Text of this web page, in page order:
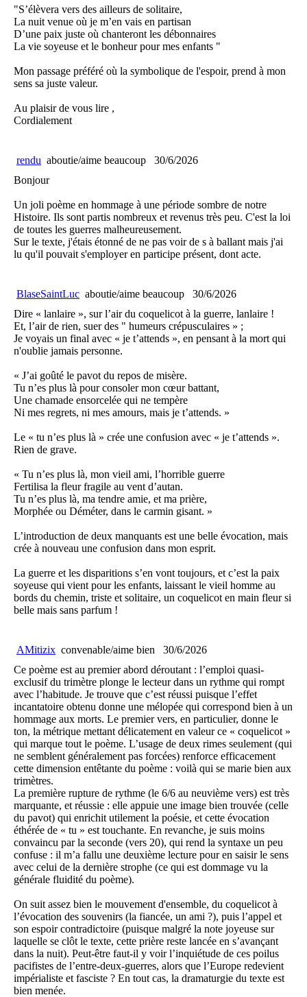
"S’élèvera vers des ailleurs de solitaire,
La nuit venue où je m’en vais en partisan
D’une paix juste où chanteront les débonnaires
La vie soyeuse et le bonheur pour mes enfants "
Mon passage préféré où la symbolique de l'espoir, prend à mon
sens sa juste valeur.
Au plaisir de vous lire ,
Cordialement
rendu aboutie/aime beaucoup
30/6/2026
Bonjour
Un joli poème en hommage à une période sombre de notre
Histoire. Ils sont partis nombreux et revenus très peu. C'est la loi
de toutes les guerres malheureusement.
Sur le texte, j'étais étonné de ne pas voir de s à ballant mais j'ai
lu qu'il pouvait s'employer en participe présent, dont acte.
BlaseSaintLuc aboutie/aime beaucoup
30/6/2026
Dire « lanlaire », sur l’air du coquelicot à la guerre, lanlaire !
Et, l’air de rien, suer des " humeurs crépusculaires » ;
Je voyais un final avec « je t’attends », en pensant à la mort qui
n'oublie jamais personne.
« J’ai goûté le pavot du repos de misère.
Tu n’es plus là pour consoler mon cœur battant,
Une chamade ensorcelée qui ne tempère
Ni mes regrets, ni mes amours, mais je t’attends. »
Le « tu n’es plus là » crée une confusion avec « je t’attends ».
Rien de grave.
« Tu n’es plus là, mon vieil ami, l’horrible guerre
Fertilisa la fleur fragile au vent d’autan.
Tu n’es plus là, ma tendre amie, et ma prière,
Morphée ou Déméter, dans le carmin gisant. »
L’introduction de deux manquants est une belle évocation, mais
crée à nouveau une confusion dans mon esprit.
La guerre et les disparitions s’en vont toujours, et c’est la paix
soyeuse qui vient pour les enfants, laissant le vieil homme au
bords du chemin, triste et solitaire, un coquelicot en main fleur si
belle mais sans parfum !
AMitizix convenable/aime bien
30/6/2026
Ce poème est au premier abord déroutant : l’emploi quasi-
exclusif du trimètre plonge le lecteur dans un rythme qui rompt
avec l’habitude. Je trouve que c’est réussi puisque l’effet
incantatoire obtenu donne une mélopée qui correspond bien à un
hommage aux morts. Le premier vers, en particulier, donne le
ton, la métrique mettant délicatement en valeur ce « coquelicot »
qui marque tout le poème. L’usage de deux rimes seulement (qui
ne semblent généralement pas forcées) renforce efficacement
cette dimension entêtante du poème : voilà qui se marie bien aux
trimètres.
La première rupture de rythme (le 6/6 au neuvième vers) est très
marquante, et réussie : elle appuie une image bien trouvée (celle
du pavot) qui enrichit utilement la poésie, et cette évocation
éthérée de « tu » est touchante. En revanche, je suis moins
convaincu par la seconde (vers 20), qui rend la syntaxe un peu
confuse : il m’a fallu une deuxième lecture pour en saisir le sens
avec celui de la dernière strophe (ce qui est dommage vu la
générale fluidité du poème).
On suit assez bien le mouvement d'ensemble, du coquelicot à
l’évocation des souvenirs (la fiancée, un ami ?), puis l’appel et
son espoir contradictoire (puisque malgré la note joyeuse sur
laquelle se clôt le texte, cette prière reste lancée en s’avançant
dans la nuit). Peut-être faut-il y voir l’inquiétude de ces poilus
pacifistes de l’entre-deux-guerres, alors que l’Europe redevient
impérialiste et fasciste ? En tout cas, la dramaturgie du texte est
bien menée.